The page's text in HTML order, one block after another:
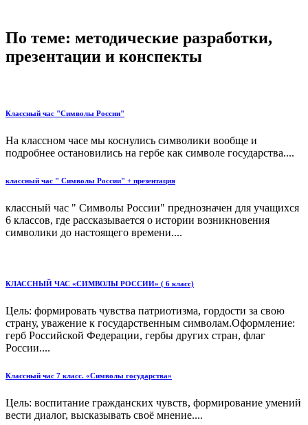
По теме: методические разработки,
презентации и конспекты
Классный час "Символы России"
На классном часе мы коснулись символики вообще и
подробнее остановились на гербе как символе государства....
классный час " Символы России" + презентация
классный час " Символы России" преднозначен для учащихся
6 классов, где рассказывается о истории возникновения
символики до настоящего времени....
КЛАССНЫЙ ЧАС «СИМВОЛЫ РОССИИ» ( 6 класс)
Цель: формировать чувства патриотизма, гордости за свою
страну, уважение к государственным символам.Оформление:
герб Российской Федерации, гербы других стран, флаг
России....
Классный час 7 класс. «Символы государства»
Цель: воспитание гражданских чувств, формирование умений
вести диалог, высказывать своё мнение....